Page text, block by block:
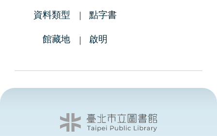
資料類型 點字書
館藏地 啟明